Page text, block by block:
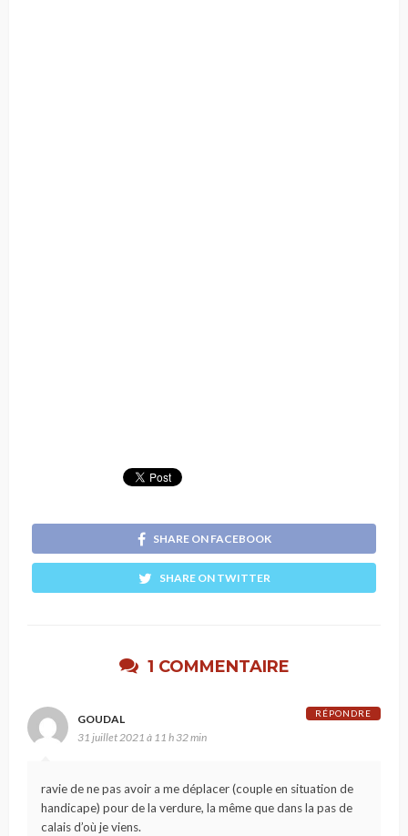
SHARE ON FACEBOOK
SHARE ON TWITTER
1 COMMENTAIRE
GOUDAL
31 juillet 2021 à 11 h 32 min
ravie de ne pas avoir a me déplacer (couple en situation de
handicape) pour de la verdure, la même que dans la pas de
calais d’où je viens.
RÉPONDRE